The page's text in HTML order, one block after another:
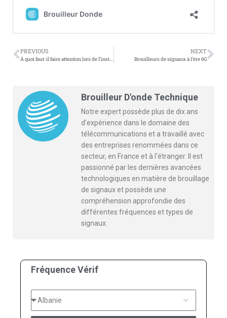
PREVIOUS NEXT
Brouilleurs de signaux à l’ère 6G
Brouilleur D'onde Technique
Notre expert possède plus de dix ans
d'expérience dans le domaine des
télécommunications et a travaillé avec
des entreprises renommées dans ce
secteur, en France et à l'étranger. Il est
passionné par les dernières avancées
technologiques en matière de brouillage
de signaux et possède une
compréhension approfondie des
différentes fréquences et types de
signaux.
Fréquence Vérif